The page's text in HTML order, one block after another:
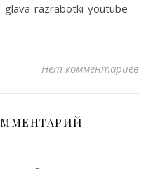
razrabotki-youtube-
Нет комментариев